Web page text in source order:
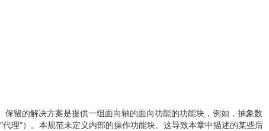
留的解决方案是提供一组面向轴的面向功能的功能块，例如，抽象数
理”）。本规范未定义内部的操作功能块。这导致本章中描述的某些后